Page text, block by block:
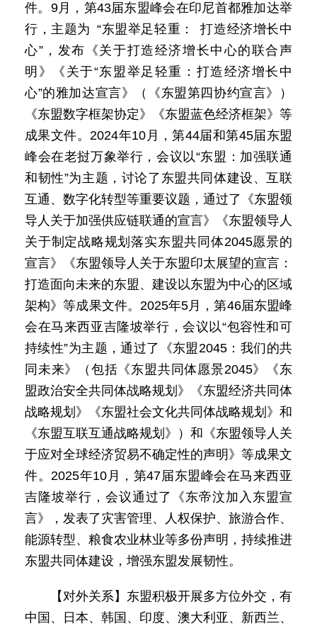
件。9月，第43届东盟峰会在印尼首都雅加达举
行，主题为 “东盟举足轻重： 打造经济增长中
心”，发布《关于打造经济增长中心的联合声
明》《关于“东盟举足轻重：打造经济增长中
心”的雅加达宣言》（《东盟第四协约宣言》）
《东盟数字框架协定》《东盟蓝色经济框架》等
成果文件。2024年10月，第44届和第45届东盟
峰会在老挝万象举行，会议以“东盟：加强联通
和韧性”为主题，讨论了东盟共同体建设、互联
互通、数字化转型等重要议题，通过了《东盟领
导人关于加强供应链联通的宣言》《东盟领导人
关于制定战略规划落实东盟共同体2045愿景的
宣言》《东盟领导人关于东盟印太展望的宣言：
打造面向未来的东盟、建设以东盟为中心的区域
架构》等成果文件。2025年5月，第46届东盟峰
会在马来西亚吉隆坡举行，会议以“包容性和可
持续性”为主题，通过了《东盟2045：我们的共
同未来》（包括《东盟共同体愿景2045》《东
盟政治安全共同体战略规划》《东盟经济共同体
战略规划》《东盟社会文化共同体战略规划》和
《东盟互联互通战略规划》）和《东盟领导人关
于应对全球经济贸易不确定性的声明》等成果文
件。2025年10月，第47届东盟峰会在马来西亚
吉隆坡举行，会议通过了《东帝汶加入东盟宣
言》，发表了灾害管理、人权保护、旅游合作、
能源转型、粮食农业林业等多份声明，持续推进
东盟共同体建设，增强东盟发展韧性。
【对外关系】东盟积极开展多方位外交，有
中国、日本、韩国、印度、澳大利亚、新西兰、